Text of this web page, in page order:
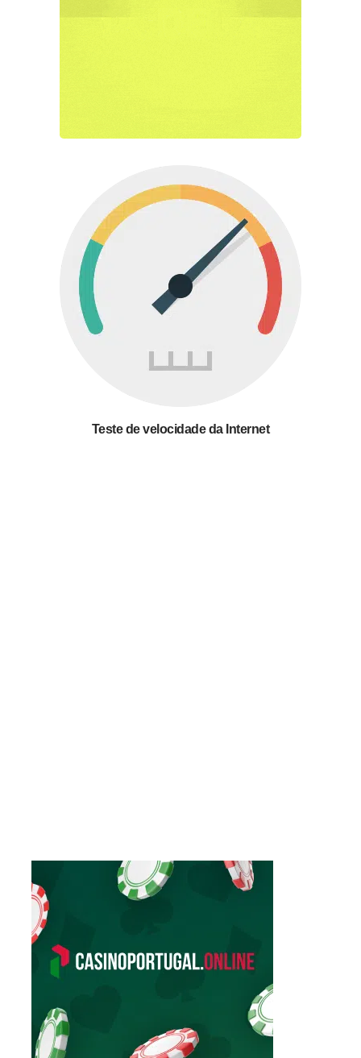
Teste de velocidade da Internet